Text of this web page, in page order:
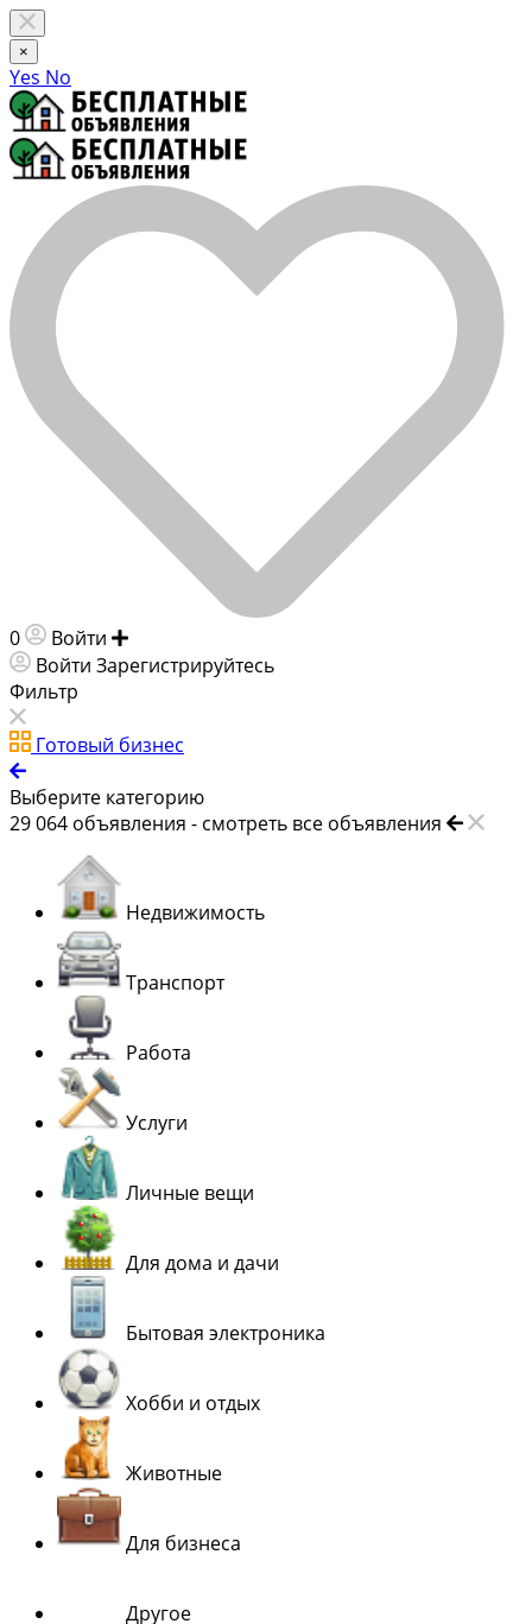
×
Yes No
0 Войти
Войти Зарегистрируйтесь
Фильтр
Готовый бизнес
Выберите категорию
29 064 объявления - смотреть все объявления
Недвижимость
Транспорт
Работа
Услуги
Личные вещи
Для дома и дачи
Бытовая электроника
Хобби и отдых
Животные
Для бизнеса
Другое